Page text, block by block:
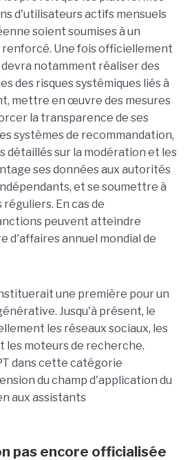
d'utilisateurs actifs mensuels
soient soumises à un
Une fois officiellement
devra notamment réaliser des
des risques systémiques liés à
mettre en œuvre des mesures
la transparence de ses
systèmes de recommandation,
détaillés sur la modération et les
ses données aux autorités
et se soumettre à
En cas de
peuvent atteindre
d'affaires annuel mondial de
une première pour un
Jusqu'à présent, le
les réseaux sociaux, les
les moteurs de recherche.
dans cette catégorie
du champ d'application du
aux assistants
pas encore officialisée